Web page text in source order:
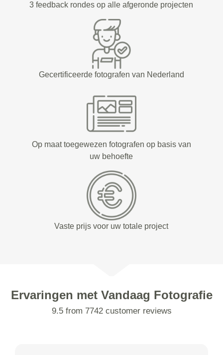
3 feedback rondes op alle afgeronde projecten
Gecertificeerde fotografen van Nederland
Op maat toegewezen fotografen op basis van
uw behoefte
Vaste prijs voor uw totale project
Ervaringen met Vandaag Fotografie
9.5 from 7742 customer reviews